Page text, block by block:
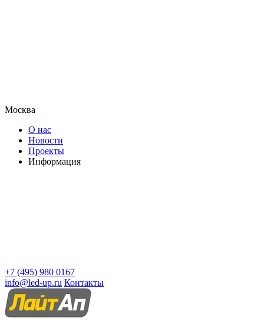
Москва
О нас
Новости
Проекты
Информация
+7 (495) 980 0167
info@led-up.ru Контакты